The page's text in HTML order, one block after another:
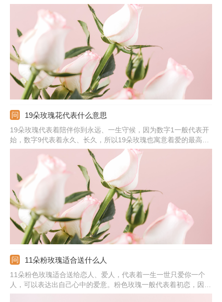
瑰花的时候，可以选择红色、粉色，也可以送香槟色的，都可以表
达内心的爱意。红玫瑰表达爱意热烈，粉色适合送初恋，而香槟色
适合相恋很久的恋人，代表我只钟情于你。
19朵玫瑰花代表什么意思
19朵玫瑰代表着陪伴你到永远、一生守候，因为数字1一般代表开
始，数字9代表着永久、长久，所以19朵玫瑰也寓意着爱的最高
点。玫瑰是爱情的象征，可将其送给另一半，或者是自己正在追求
的女生，情侣之间可以在节日、纪念日时相互赠送，这样可表达出
对方在自己心中很重要，也会一直陪伴在对方身边。
11朵粉玫瑰适合送什么人
11朵粉色玫瑰适合送给恋人、爱人，代表着一生一世只爱你一个
人，可以表达出自己心中的爱意。粉色玫瑰一般代表着初恋，因此
送给初恋比较适合。若是有男生送给自己11朵粉玫瑰，那代表着他